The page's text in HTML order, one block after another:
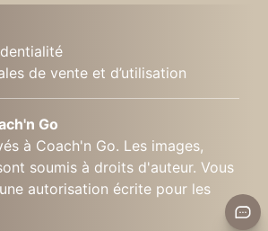
de vente et d’utilisation
Go
à Coach'n Go. Les images,
soumis à droits d'auteur. Vous
autorisation écrite pour les